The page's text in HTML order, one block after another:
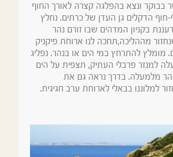
בבוקר ונצא בהפלגה קצרה לאורך החוף
חוף הדקלים גן העדן של כרתים. נחלץ
בקניון המדהים שבו זורם נהר
מההליכה,תחכה לנו ארוחת פיקניק
מומלץ להתרחץ במי הים או בנהר. נפליג
למנזר פרבלי העתיק, תצפית על הים
מלמעלה. בדרך נראה גם את
למלוננו בבאלי לארוחת ערב חגיגית.